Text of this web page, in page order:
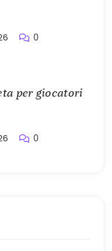
0
per giocatori
0